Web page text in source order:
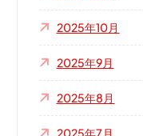
2025年10月
2025年9月
2025年8月
2025年7月